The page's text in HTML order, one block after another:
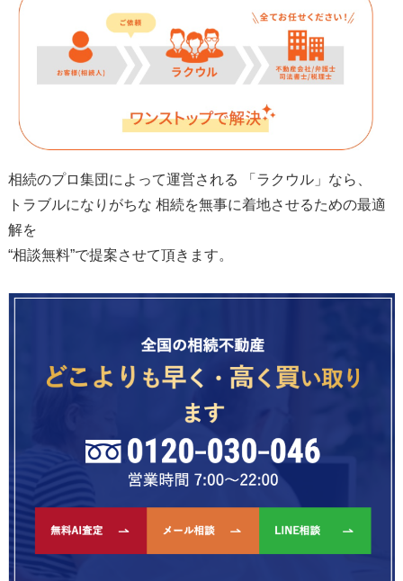
相続のプロ集団によって運営される 「ラクウル」なら、
トラブルになりがちな 相続を無事に着地させるための最適
解を
“相談無料”で提案させて頂きます。